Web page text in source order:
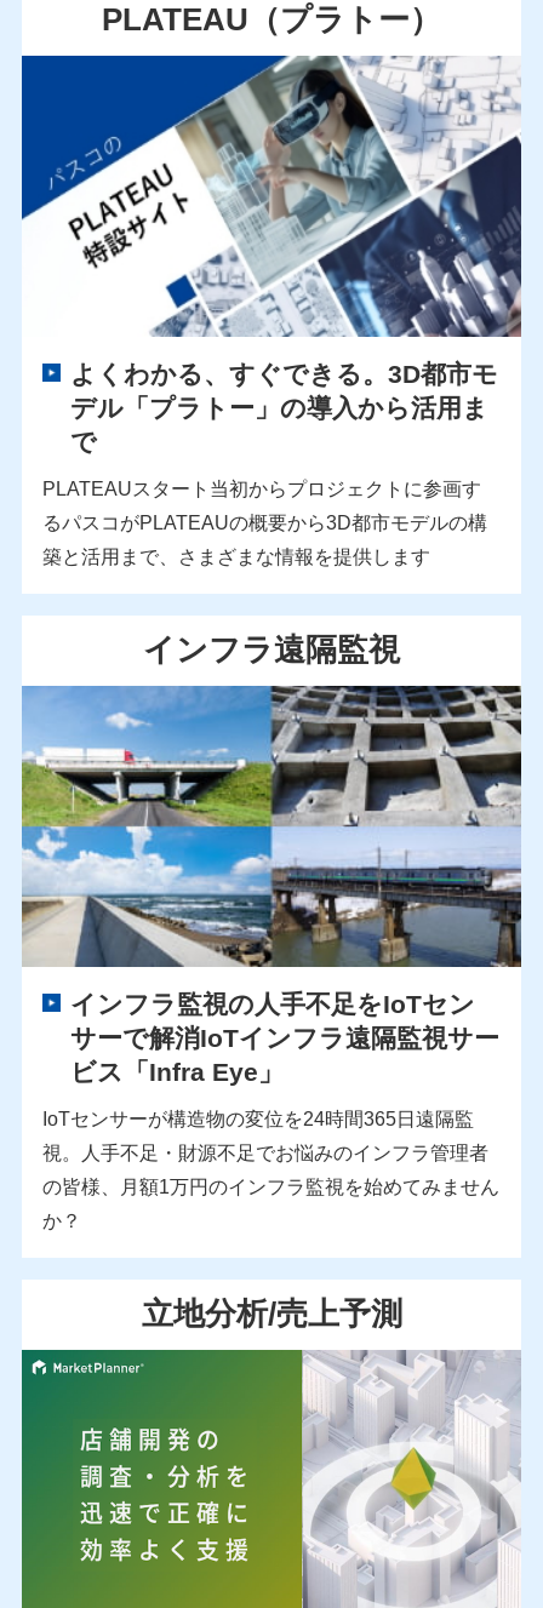
PLATEAU（プラトー）
よくわかる、すぐできる。3D都市モ
デル「プラトー」の導入から活用ま
で
PLATEAUスタート当初からプロジェクトに参画す
るパスコがPLATEAUの概要から3D都市モデルの構
築と活用まで、さまざまな情報を提供します
インフラ遠隔監視
インフラ監視の人手不足をIoTセン
サーで解消IoTインフラ遠隔監視サー
ビス「Infra Eye」
IoTセンサーが構造物の変位を24時間365日遠隔監
視。人手不足・財源不足でお悩みのインフラ管理者
の皆様、月額1万円のインフラ監視を始めてみません
か？
立地分析/売上予測